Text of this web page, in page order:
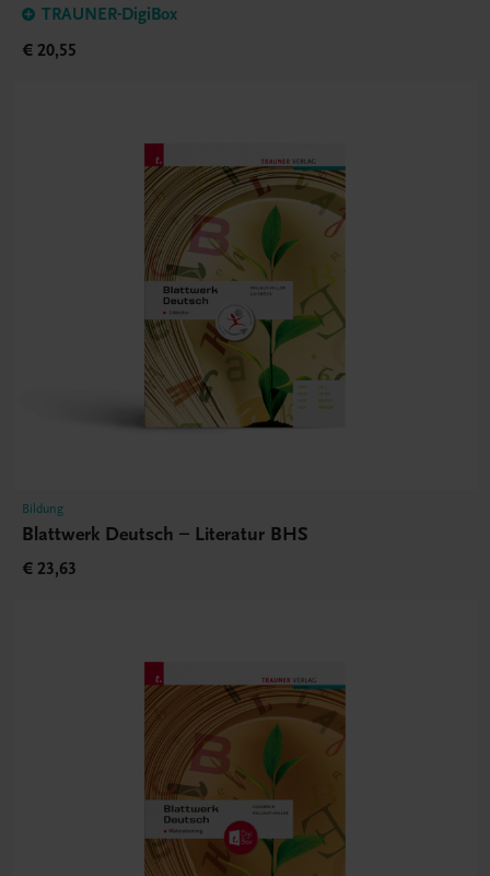
TRAUNER-DigiBox
€ 20,55
Bildung
Blattwerk Deutsch – Literatur BHS
€ 23,63